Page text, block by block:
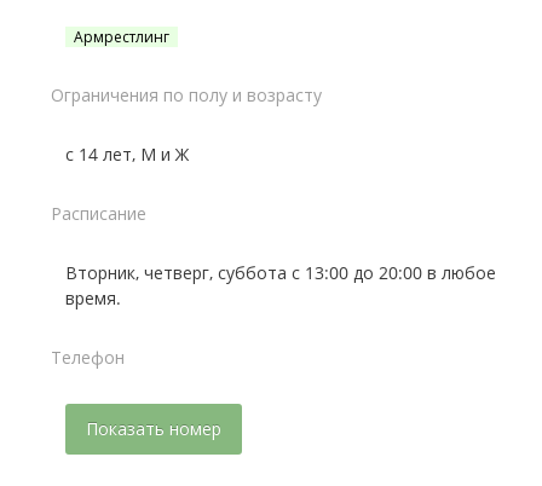
Армрестлинг
Ограничения по полу и возрасту
с 14 лет, М и Ж
Расписание
Вторник, четверг, суббота с 13:00 до 20:00 в любое
время.
Телефон
Показать номер